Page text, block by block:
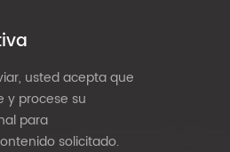
usted acepta que
y procese su
para
solicitado.